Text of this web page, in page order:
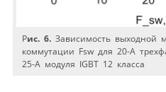
Рис. 6. Зависимость выходной
коммутации Fsw для 20-А
25-А модуля IGBT 12 класса